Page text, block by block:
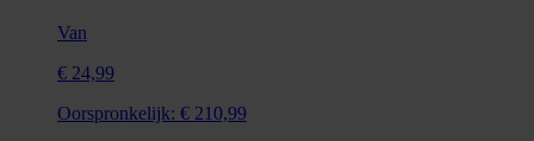
Van
€ 24,99
Oorspronkelijk: € 210,99